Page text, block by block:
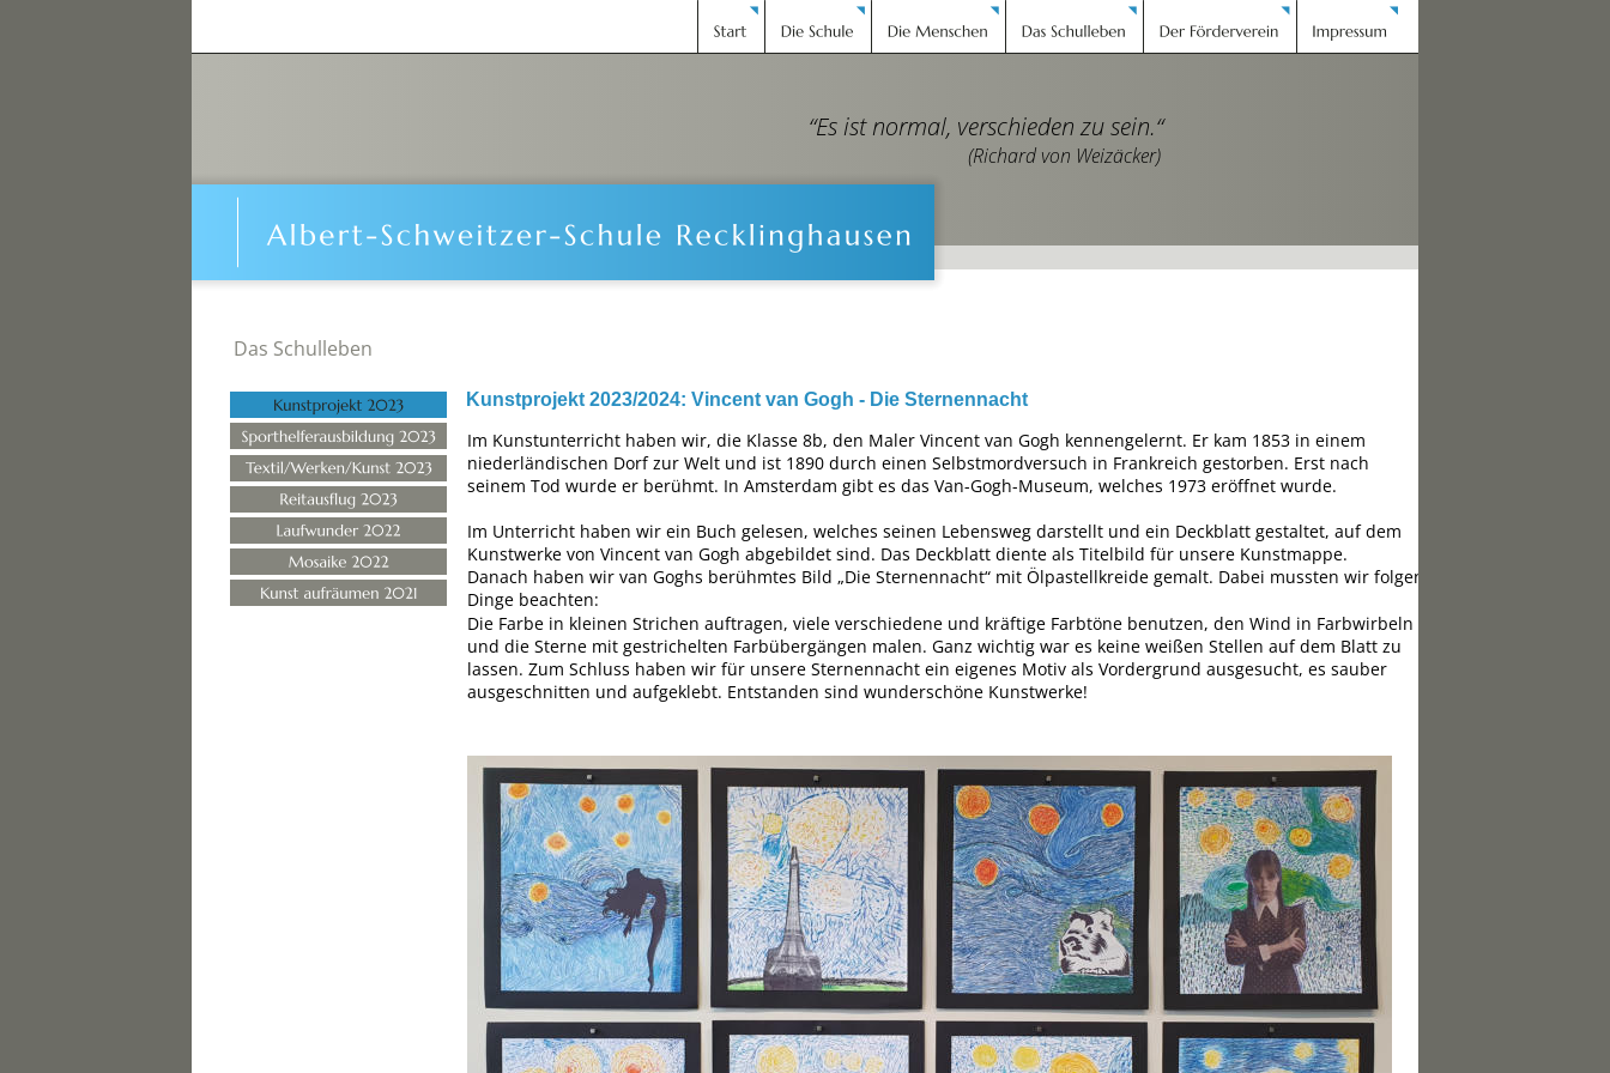
“Es ist normal, verschieden zu sein.“
                                 (Richard von Weizäcker)
Das Schulleben
Kunstprojekt 2023/2024: Vincent van Gogh - Die Sternennacht
Im Kunstunterricht haben wir, die Klasse 8b, den Maler Vincent van Gogh kennengelernt. Er kam 1853 in einem
niederländischen Dorf zur Welt und ist 1890 durch einen Selbstmordversuch in Frankreich gestorben. Erst nach
seinem Tod wurde er berühmt. In Amsterdam gibt es das Van-Gogh-Museum, welches 1973 eröffnet wurde.
Im Unterricht haben wir ein Buch gelesen, welches seinen Lebensweg darstellt und ein Deckblatt gestaltet, auf dem
Kunstwerke von Vincent van Gogh abgebildet sind. Das Deckblatt diente als Titelbild für unsere Kunstmappe.
Danach haben wir van Goghs berühmtes Bild „Die Sternennacht“ mit Ölpastellkreide gemalt. Dabei mussten wir folgende
Dinge beachten:
Die Farbe in kleinen Strichen auftragen, viele verschiedene und kräftige Farbtöne benutzen, den Wind in Farbwirbeln
und die Sterne mit gestrichelten Farbübergängen malen. Ganz wichtig war es keine weißen Stellen auf dem Blatt zu
lassen. Zum Schluss haben wir für unsere Sternennacht ein eigenes Motiv als Vordergrund ausgesucht, es sauber
ausgeschnitten und aufgeklebt. Entstanden sind wunderschöne Kunstwerke!